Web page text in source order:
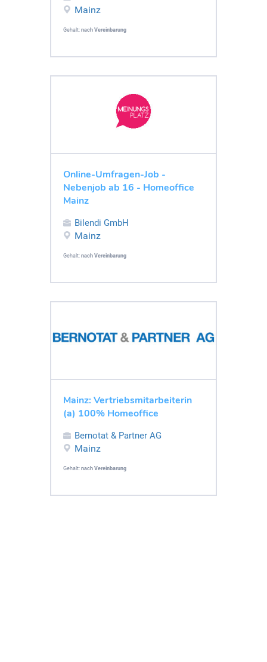
Mainz
Gehalt: nach Vereinbarung
Online-Umfragen-Job -
Nebenjob ab 16 - Homeoffice
Mainz
Bilendi GmbH
Mainz
Gehalt: nach Vereinbarung
Mainz: Vertriebsmitarbeiterin
(a) 100% Homeoffice
Bernotat & Partner AG
Mainz
Gehalt: nach Vereinbarung